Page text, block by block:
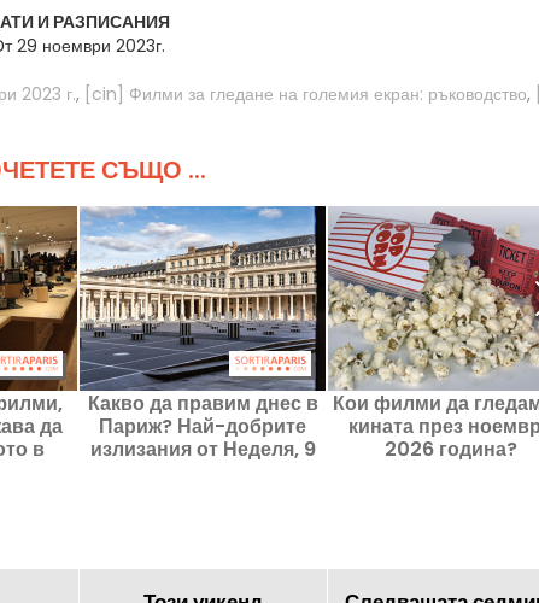
И РАЗПИСАНИЯ
29 ноември 2023г.
2023 г., [cin] Филми за гледане на големия екран: ръководство,
СЪЩО ...
да
в
Какво да правим днес в
Париж? Най-добрите
излизания от Неделя, 9
Кои филми да
кината през
2026 година?